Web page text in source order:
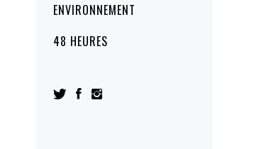
ENVIRONNEMENT
48 HEURES